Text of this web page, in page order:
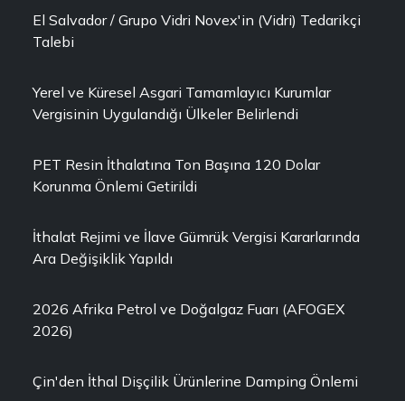
El Salvador / Grupo Vidri Novex'in (Vidri) Tedarikçi
Talebi
Yerel ve Küresel Asgari Tamamlayıcı Kurumlar
Vergisinin Uygulandığı Ülkeler Belirlendi
PET Resin İthalatına Ton Başına 120 Dolar
Korunma Önlemi Getirildi
İthalat Rejimi ve İlave Gümrük Vergisi Kararlarında
Ara Değişiklik Yapıldı
2026 Afrika Petrol ve Doğalgaz Fuarı (AFOGEX
2026)
Çin'den İthal Dişçilik Ürünlerine Damping Önlemi